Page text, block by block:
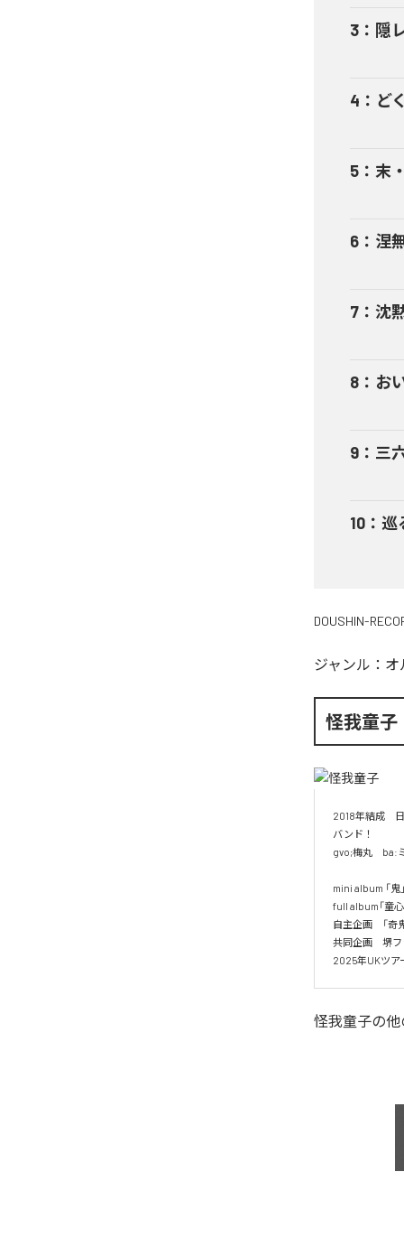
3 ： 隠
4 ： ど
5 ： 末
6 ： 涅
7 ： 沈
8 ： お
9 ： 三
10 ： 巡
DOUSHIN-
ジャンル： オ
怪我童子
2018年結成　
バンド！
gvo;梅丸　ba:
mini album 「鬼
full album「童
自主企画　「奇
共同企画　堺フ
怪我童子の